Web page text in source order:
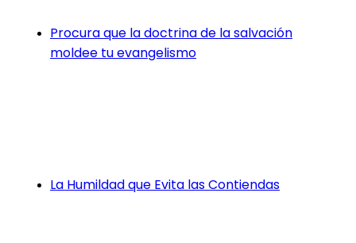
Procura que la doctrina de la salvación
moldee tu evangelismo
La Humildad que Evita las Contiendas